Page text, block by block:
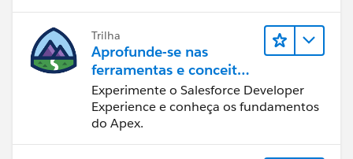
Trilha
Aprofunde-se nas
ferramentas e conceitos
de desenvolvimento do
Salesforce
Experimente o Salesforce Developer
Experience e conheça os fundamentos
do Apex.